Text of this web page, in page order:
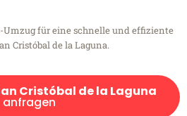
Umzug für eine schnelle und effiziente
Cristóbal de la Laguna.
Cristóbal de la Laguna
anfragen